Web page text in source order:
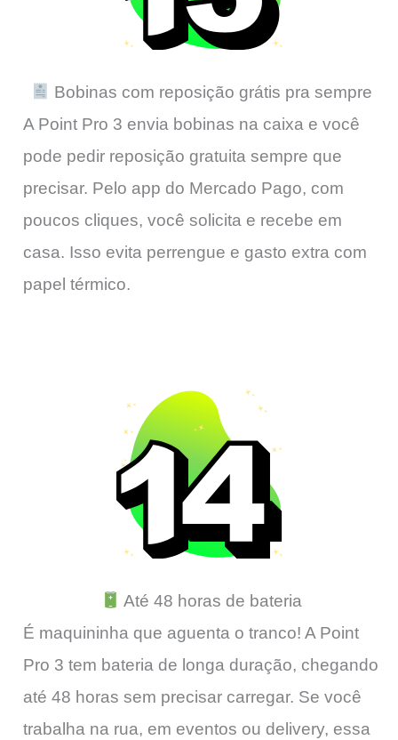
Bobinas com reposição grátis pra sempre
A Point Pro 3 envia bobinas na caixa e você
pode pedir reposição gratuita sempre que
precisar. Pelo app do Mercado Pago, com
poucos cliques, você solicita e recebe em
casa. Isso evita perrengue e gasto extra com
papel térmico.
Até 48 horas de bateria
É maquininha que aguenta o tranco! A Point
Pro 3 tem bateria de longa duração, chegando
até 48 horas sem precisar carregar. Se você
trabalha na rua, em eventos ou delivery, essa